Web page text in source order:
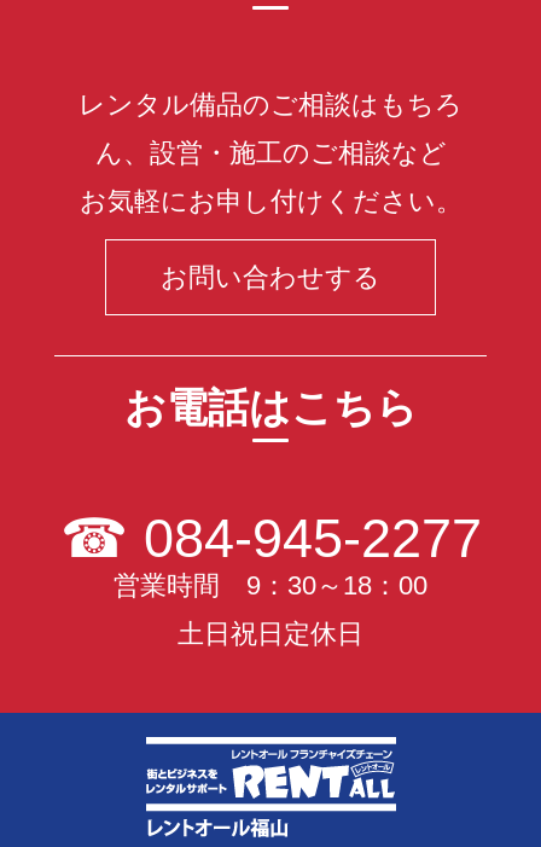
レンタル備品のご相談はもちろ
ん、設営・施工のご相談など
お気軽にお申し付けください。
お問い合わせする
お電話はこちら
☎ 084-945-2277
営業時間 9：30～18：00
土日祝日定休日